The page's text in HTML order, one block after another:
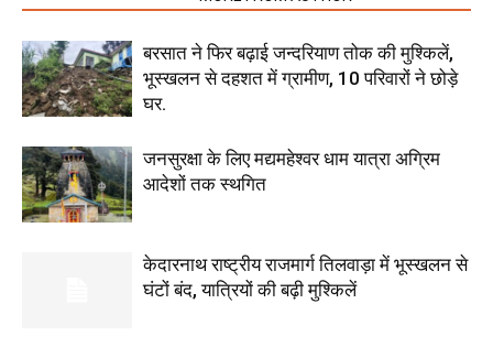
बरसात ने फिर बढ़ाई जन्दरियाण तोक की मुश्किलें,
भूस्खलन से दहशत में ग्रामीण, 10 परिवारों ने छोड़े
घर.
जनसुरक्षा के लिए मद्यमहेश्वर धाम यात्रा अग्रिम
आदेशों तक स्थगित
केदारनाथ राष्ट्रीय राजमार्ग तिलवाड़ा में भूस्खलन से
घंटों बंद, यात्रियों की बढ़ी मुश्किलें